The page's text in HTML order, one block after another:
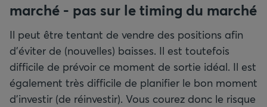
marché - pas sur le timing du marché
Il peut être tentant de vendre des positions afin
d’éviter de (nouvelles) baisses. Il est toutefois
difficile de prévoir ce moment de sortie idéal. Il est
également très difficile de planifier le bon moment
d'investir (de réinvestir). Vous courez donc le risque